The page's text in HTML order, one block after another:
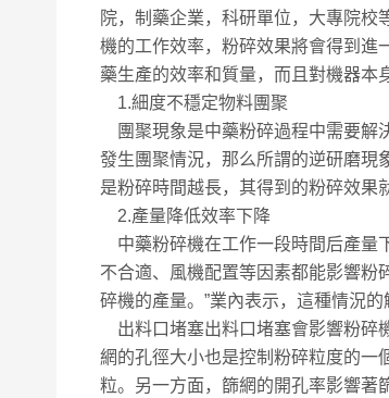
院，制藥企業，科研單位，大專院
機的工作效率，粉碎效果將會得到進
藥生產的效率和質量，而且對機器本
1.細度不穩定物料團聚
團聚現象是中藥粉碎過程中需要解
發生團聚情況，那么所謂的逆研磨現
是粉碎時間越長，其得到的粉碎效果
2.產量降低效率下降
中藥粉碎機在工作一段時間后產量
不合適、風機配置等因素都能影響粉
碎機的產量。”業內表示，這種情況
出料口堵塞出料口堵塞會影響粉碎
網的孔徑大小也是控制粉碎粒度的一
粒。另一方面，篩網的開孔率影響著